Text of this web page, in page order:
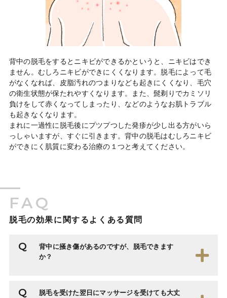
背中の脱毛をするとニキビができるかというと、ニキビはでき
ません。むしろニキビができにくくなります。脱毛によって毛
がなくなれば、皮脂汚れのつまりなども起きにくくなり、毛穴
の衛生状態が保たれやすくなります。また、髭剃りでカミソリ
負けをして赤くなってしまったり、などのようなお肌トラブル
も起きなくなります。
まれに一過性に脱毛後にプツプつした発疹が少し出る方がいら
っしゃいますが、すぐに引きます。背中の脱毛はむしろニキビ
ができにく肌質に変わる治療の１つと考えてください。
FAQ
脱毛の効果に関するよくある質問
背中に掻き傷があるのですが、脱毛できます
か？
脱毛を受けた翌日にマッサージを受けても大丈